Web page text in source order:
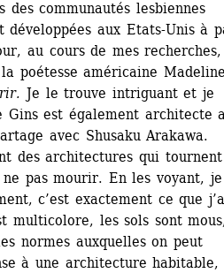
des communautés lesbiennes
développées aux Etats-Unis à
au cours de mes
poétesse américaine
Je le trouve intriguant et je
Gins est également architecte
avec Shusaku Arakawa.
des architectures qui tournent
pas mourir. En les voyant,
c’est exactement ce que
multicolore, les sols sont
normes auxquelles on peut
à une architecture habitable,